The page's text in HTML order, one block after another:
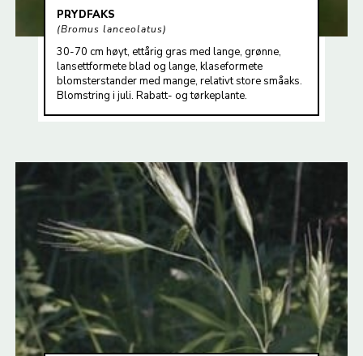
PRYDFAKS
Bromus lanceolatus
30-70 cm høyt, ettårig gras med lange, grønne,
lansettformete blad og lange, klaseformete
blomsterstander med mange, relativt store småaks.
Blomstring i juli. Rabatt- og tørkeplante.